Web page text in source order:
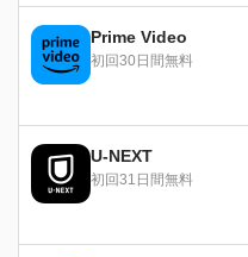
違われてし
Prime Video
初回30日間無料
U-NEXT
初回31日間無料